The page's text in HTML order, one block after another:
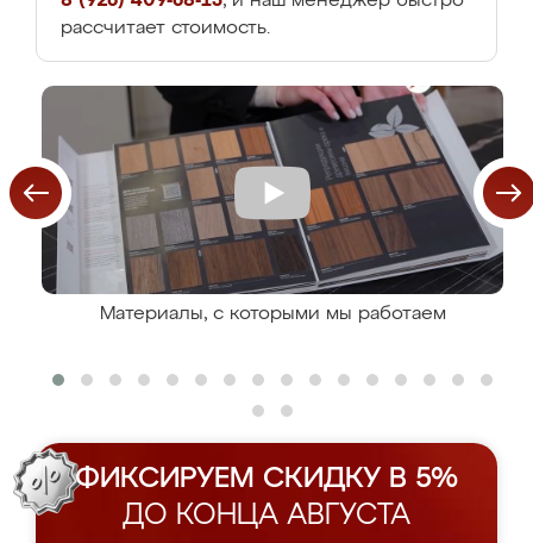
рассчитает стоимость.
Материалы, с которыми мы работаем
ФИКСИРУЕМ СКИДКУ В 5%
ДО КОНЦА АВГУСТА